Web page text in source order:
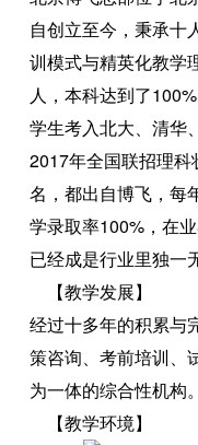
自创立至今，秉承十
训模式与精英化教学
人，本科达到了
学生考入北大、清华
2017年全国联招理
名，都出自博飞，每
学录取率100%，在
已经成是行业里独一
【教学发展】
经过十多年的积累与
策咨询、考前培训、
为一体的综合性机构。
【教学环境】